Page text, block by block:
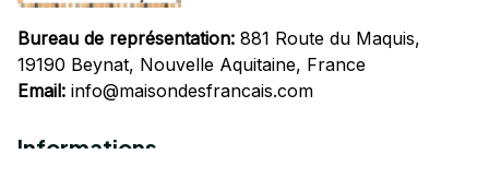
Bureau de représentation: 881 Route du Maquis,
19190 Beynat, Nouvelle Aquitaine, France
Email: info@maisondesfrancais.com
Informations